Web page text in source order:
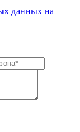
данных на